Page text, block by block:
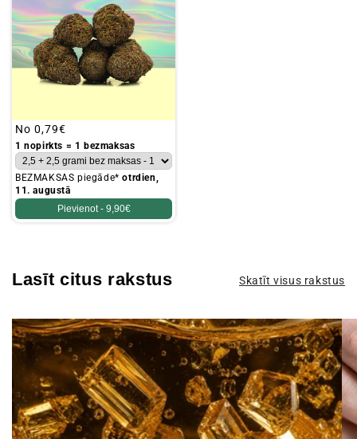
Parastā
cena
No 0,79€
1 nopirkts = 1 bezmaksas
BEZMAKSAS piegāde*otrdien,
11. augustā
Pievienot - 9,90€
Lasīt citus rakstus Skatīt visus rakstus